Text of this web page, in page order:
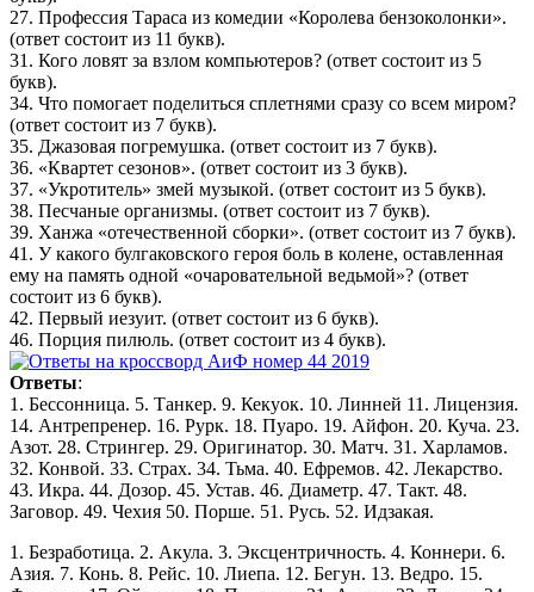
27. Профессия Тараса из комедии «Королева бензоколонки».
(ответ состоит из 11 букв).
31. Кого ловят за взлом компьютеров? (ответ состоит из 5
букв).
34. Что помогает поделиться сплетнями сразу со всем миром?
(ответ состоит из 7 букв).
35. Джазовая погремушка. (ответ состоит из 7 букв).
36. «Квартет сезонов». (ответ состоит из 3 букв).
37. «Укротитель» змей музыкой. (ответ состоит из 5 букв).
38. Песчаные организмы. (ответ состоит из 7 букв).
39. Ханжа «отечественной сборки». (ответ состоит из 7 букв).
41. У какого булгаковского героя боль в колене, оставленная
ему на память одной «очаровательной ведьмой»? (ответ
состоит из 6 букв).
42. Первый иезуит. (ответ состоит из 6 букв).
46. Порция пилюль. (ответ состоит из 4 букв).
Ответы:
1. Бессонница. 5. Танкер. 9. Кекуок. 10. Линней 11. Лицензия.
14. Антрепренер. 16. Рурк. 18. Пуаро. 19. Айфон. 20. Куча. 23.
Азот. 28. Стрингер. 29. Оригинатор. 30. Матч. 31. Харламов.
32. Конвой. 33. Страх. 34. Тьма. 40. Ефремов. 42. Лекарство.
43. Икра. 44. Дозор. 45. Устав. 46. Диаметр. 47. Такт. 48.
Заговор. 49. Чехия 50. Порше. 51. Русь. 52. Идзакая.
1. Безработица. 2. Акула. 3. Эксцентричность. 4. Коннери. 6.
Азия. 7. Конь. 8. Рейс. 10. Лиепа. 12. Бегун. 13. Ведро. 15.